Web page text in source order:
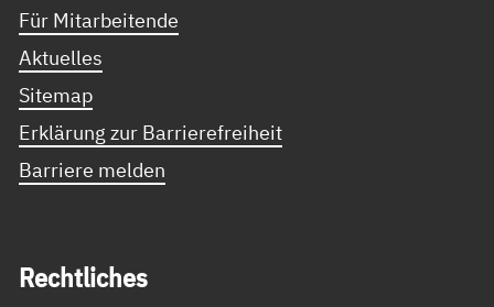
Für Mitarbeitende
Aktuelles
Sitemap
Erklärung zur Barrierefreiheit
Barriere melden
Recht­li­ches